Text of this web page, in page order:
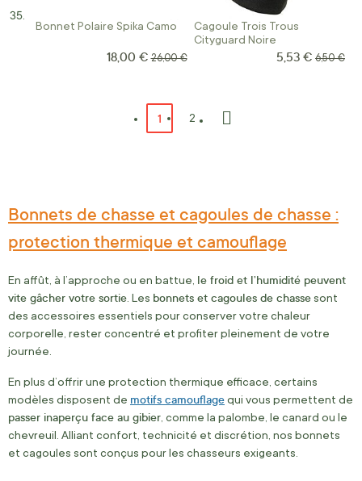
Bonnet Polaire Spika Camo
Prix Spécial
18,00 € Prix normal
26,00 €
Cagoule Trois Trous
Cityguard Noire
Prix Spécial
5,53 € Prix
6,50 €
Page
Vous lisez actuellement la page
1 Page
2
Bonnets de chasse et cagoules de chasse :
protection thermique et camouflage
En affût, à l’approche ou en battue, le froid et l’humidité peuvent
vite gâcher votre sortie . Les bonnets et cagoules de chasse sont
des accessoires essentiels pour conserver votre chaleur
corporelle, rester concentré et profiter pleinement de votre
journée.
En plus d’offrir une protection thermique efficace, certains
modèles disposent de motifs camouflagequi vous permettent de
passer inaperçu face au gibier , comme la palombe, le canard ou le
chevreuil. Alliant confort, technicité et discrétion, nos bonnets
et cagoules sont conçus pour les chasseurs exigeants.